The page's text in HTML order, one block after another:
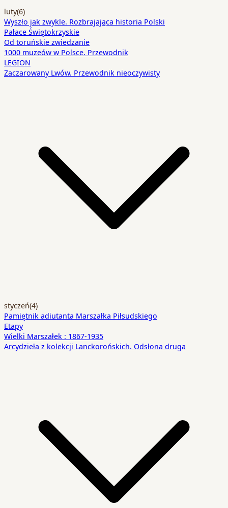
luty(6)
Wyszło jak zwykle. Rozbrajająca historia Polski
Pałace Świętokrzyskie
Od toruńskie zwiedzanie
1000 muzeów w Polsce. Przewodnik
LEGION
Zaczarowany Lwów. Przewodnik nieoczywisty
styczeń(4)
Pamiętnik adiutanta Marszałka Piłsudskiego
Etapy
Wielki Marszałek : 1867-1935
Arcydzieła z kolekcji Lanckorońskich. Odsłona druga